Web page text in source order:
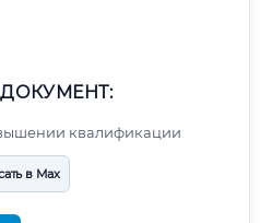
квалификации
в Max